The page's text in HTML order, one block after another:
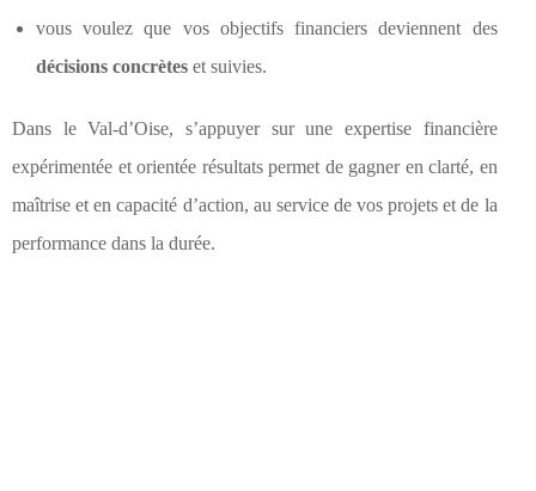
vous voulez que vos objectifs financiers deviennent des
décisions concrètes et suivies.
Dans le Val-d’Oise, s’appuyer sur une expertise financière
expérimentée et orientée résultats permet de gagner en clarté, en
maîtrise et en capacité d’action, au service de vos projets et de la
performance dans la durée.